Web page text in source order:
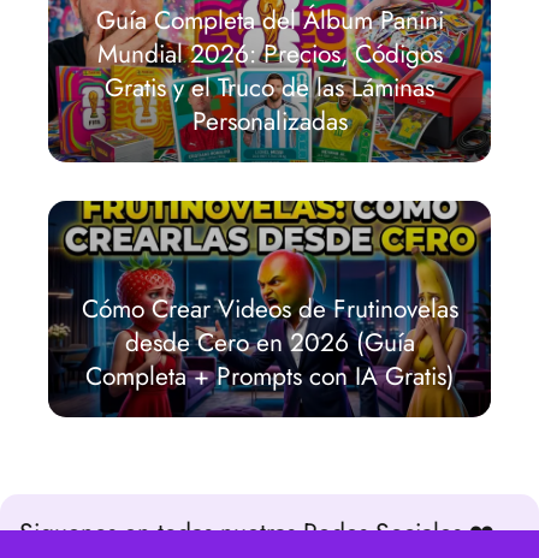
Guía Completa del Álbum Panini
Mundial 2026: Precios, Códigos
Gratis y el Truco de las Láminas
Personalizadas
Cómo Crear Videos de Frutinovelas
desde Cero en 2026 (Guía
Completa + Prompts con IA Gratis)
Siguenos en todas nuetras Redes Sociales ❤️